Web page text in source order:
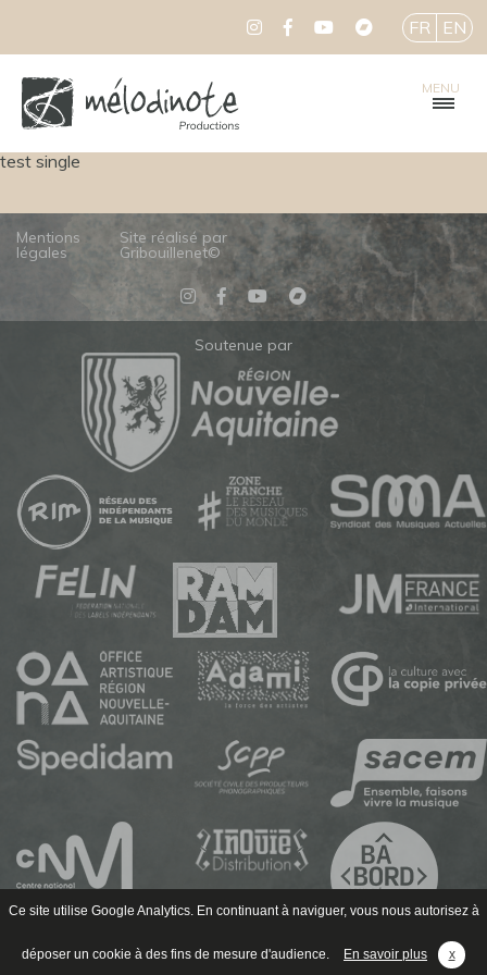
Ce site utilise Google Analytics. En continuant à naviguer, vous nous autorisez à
déposer un cookie à des fins de mesure d'audience. En savoir plus x
MENU
FR EN
test single
Mentions
légales
Site réalisé par
Gribouillenet©
Soutenue par